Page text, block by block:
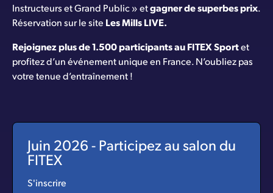
Instructeurs et Grand Public » etgagner de superbes prix.
Réservation sur le site Les Mills LIVE.
Rejoignez plus de 1.500 participants au FITEX Sportet
profitez d’un événement unique en France. N’oubliez pas
votre tenue d’entraînement !
Juin 2026 - Participez au salon du
FITEX
S'inscrire